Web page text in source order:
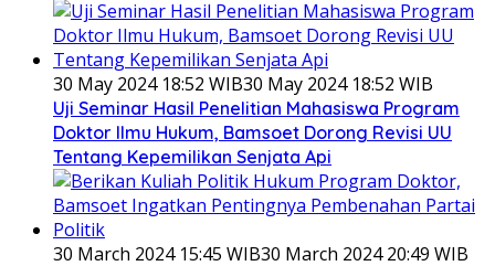
30 May 2024 18:52 WIB30 May 2024 18:52 WIB
Uji Seminar Hasil Penelitian Mahasiswa Program
Doktor Ilmu Hukum, Bamsoet Dorong Revisi UU
Tentang Kepemilikan Senjata Api
30 March 2024 15:45 WIB30 March 2024 20:49 WIB